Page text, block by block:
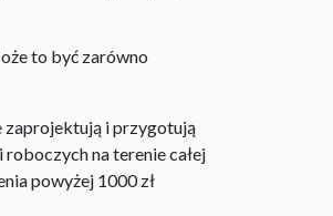
to być zarówno
zaprojektują i przygotują
na terenie całej
powyżej 1000 zł